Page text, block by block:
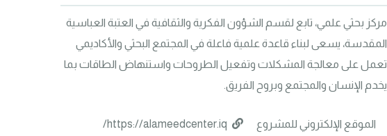
يخدم الإنسان والمجتمع وبروح الفريق.
الموقع الإلكتروني للمشروع https://alameedcenter.iq/